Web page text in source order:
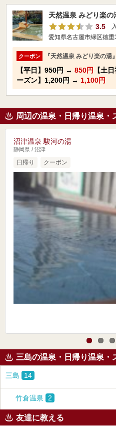
天然温泉 みどり楽の
3.5
愛知県名古屋市緑区徳
クーポン 『天然温泉 みどり楽の
【平日】 950円 → 850円 【土日
ーズン】 1,200円 → 1,100円
周辺の温泉・日帰り温泉・
沼津温泉 駿河の湯
静岡県 / 沼津
日帰り クーポン
三島の温泉・日帰り温泉・
三島 14
竹倉温泉 2
友達に教える